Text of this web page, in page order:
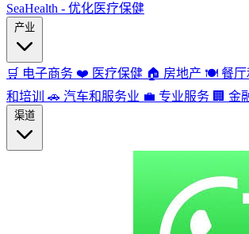
SeaHealth - 优化医疗保健
🛒 电子商务 ❤️ 医疗保健 🏠 房地产 🍽️ 餐厅
和培训 🚗 汽车和服务业 💼 专业服务 🏢 金